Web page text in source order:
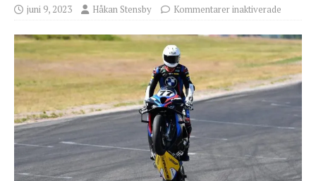
juni 9, 2023 Håkan Stensby Kommentarer inaktiverade